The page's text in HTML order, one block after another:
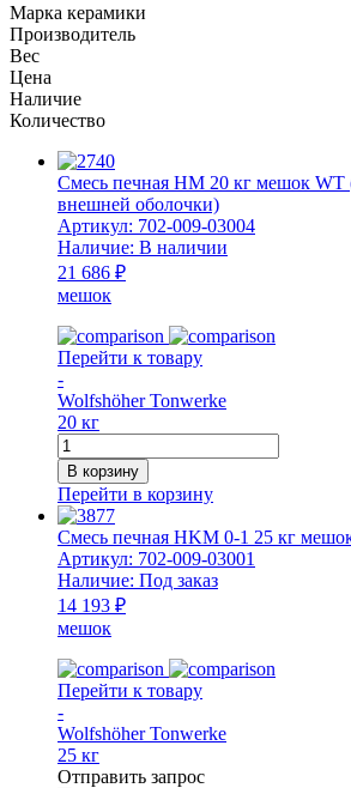
Марка керамики
Производитель
Вес
Цена
Наличие
Количество
Смесь печная НМ 20 кг мешок WT
внешней оболочки)
Артикул: 702-009-03004
Наличие: В наличии
21 686 ₽
мешок
Перейти к товару
-
Wolfshöher Tonwerke
20 кг
Количество
товара
Смесь
печная
НМ
20
кг
мешок
WT
(для
монтажа
внешней
оболочки)
В корзину
Перейти в корзину
Смесь печная HKM 0-1 25 кг
Артикул: 702-009-03001
Наличие: Под заказ
14 193 ₽
мешок
Перейти к товару
-
Wolfshöher Tonwerke
25 кг
Отправить запрос